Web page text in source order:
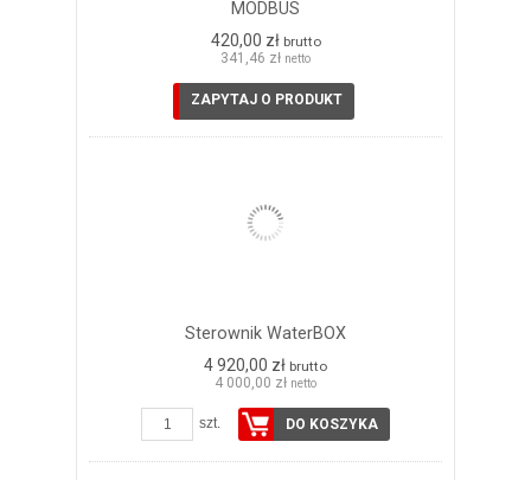
MODBUS
420,00 zł brutto
341,46 zł netto
ZAPYTAJ O PRODUKT
Sterownik WaterBOX
4 920,00 zł brutto
4 000,00 zł netto
szt. DO KOSZYKA